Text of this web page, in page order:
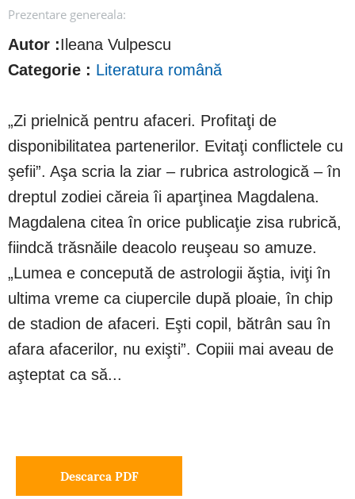
Prezentare genereala:
Autor :Ileana Vulpescu
Categorie : Literatura română
„Zi prielnică pentru afaceri. Profitaţi de
disponibilitatea partenerilor. Evitaţi conflictele cu
şefii”. Aşa scria la ziar – rubrica astrologică – în
dreptul zodiei căreia îi aparţinea Magdalena.
Magdalena citea în orice publicaţie zisa rubrică,
fiindcă trăsnăile deacolo reuşeau so amuze.
„Lumea e concepută de astrologii ăştia, iviţi în
ultima vreme ca ciupercile după ploaie, în chip
de stadion de afaceri. Eşti copil, bătrân sau în
afara afacerilor, nu exişti”. Copiii mai aveau de
aşteptat ca să...
Descarca PDF